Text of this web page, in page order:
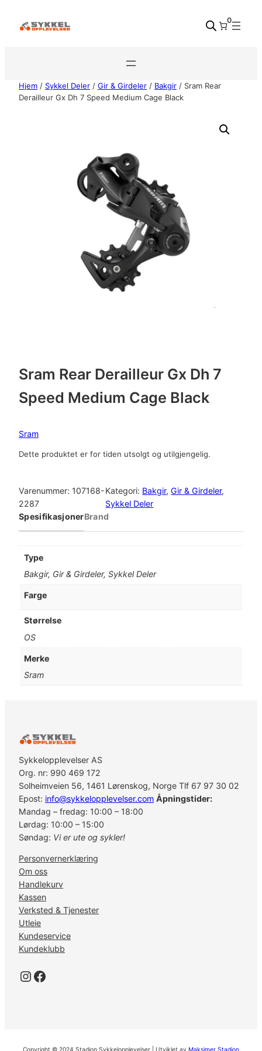
0
Hjem / Sykkel Deler / Gir & Girdeler / Bakgir / Sram Rear
Derailleur Gx Dh 7 Speed Medium Cage Black
Sram Rear Derailleur Gx Dh 7
Speed Medium Cage Black
Sram
Dette produktet er for tiden utsolgt og utilgjengelig.
Varenummer: 107168-
2287
Kategori: Bakgir, Gir & Girdeler
Sykkel Deler
SpesifikasjonerBrand
Type
Bakgir, Gir & Girdeler, Sykkel Deler
Farge
Størrelse
OS
Merke
Sram
Sykkelopplevelser AS
Org. nr: 990 469 172
Solheimveien 56, 1461 Lørenskog, Norge Tlf 67 97 30 02
Epost: info@sykkelopplevelser.com Åpningstider:
Mandag – fredag: 10:00 – 18:00
Lørdag: 10:00 – 15:00
Søndag: Vi er ute og sykler!
Personvernerklæring
Om oss
Handlekurv
Kassen
Verksted & Tjenester
Utleie
Kundeservice
Kundeklubb
Instagram Facebook
Copyright © 2024 Stadion Sykkelopplevelser | Utviklet av Maksimer Stadion